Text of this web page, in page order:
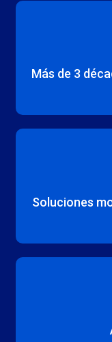
Más de 3
Soluciones